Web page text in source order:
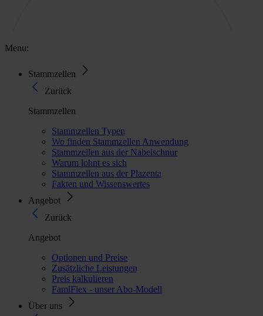
Menu:
Stammzellen
Zurück
Stammzellen
Stammzellen Typen
Wo finden Stammzellen Anwendung
Stammzellen aus der Nabelschnur
Warum lohnt es sich
Stammzellen aus der Plazenta
Fakten und Wissenswertes
Angebot
Zurück
Angebot
Optionen und Preise
Zusätzliche Leistungen
Preis kalkulieren
FamiFlex - unser Abo-Modell
Über uns